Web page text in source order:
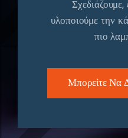
Σχεδιάζουμε,
υλοποιούμε την
πιο
Μπορείτε Να